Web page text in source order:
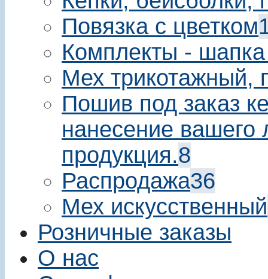
Повязка с цветком
Комплекты -
Мех трикотажный,
Пошив под заказ
нанесение вашего
продукция.8
Распродажа36
Мех искусственный
Розничные заказы
О нас